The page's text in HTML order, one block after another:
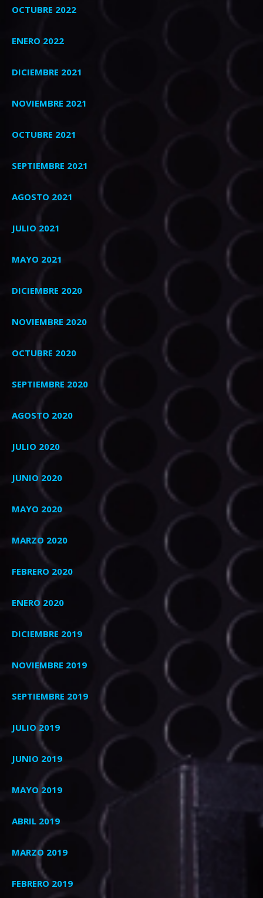
OCTUBRE 2022
ENERO 2022
DICIEMBRE 2021
NOVIEMBRE 2021
OCTUBRE 2021
SEPTIEMBRE 2021
AGOSTO 2021
JULIO 2021
MAYO 2021
DICIEMBRE 2020
NOVIEMBRE 2020
OCTUBRE 2020
SEPTIEMBRE 2020
AGOSTO 2020
JULIO 2020
JUNIO 2020
MAYO 2020
MARZO 2020
FEBRERO 2020
ENERO 2020
DICIEMBRE 2019
NOVIEMBRE 2019
SEPTIEMBRE 2019
JULIO 2019
JUNIO 2019
MAYO 2019
ABRIL 2019
MARZO 2019
FEBRERO 2019